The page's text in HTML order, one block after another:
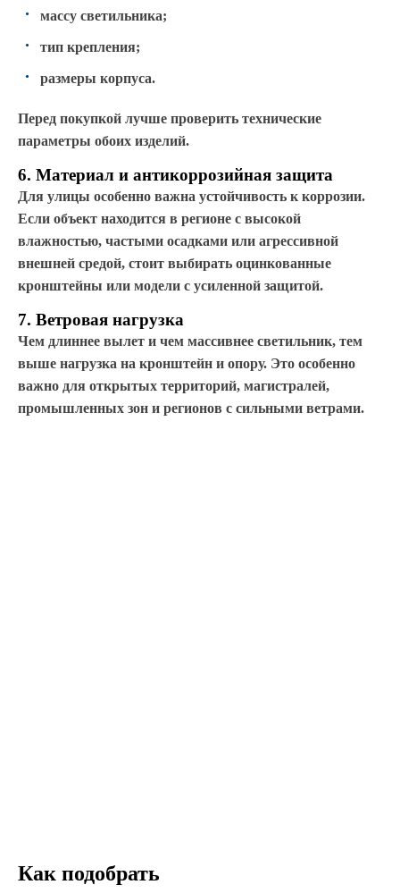
массу светильника;
тип крепления;
размеры корпуса.
Перед покупкой лучше проверить технические
параметры обоих изделий.
6. Материал и антикоррозийная защита
Для улицы особенно важна устойчивость к коррозии.
Если объект находится в регионе с высокой
влажностью, частыми осадками или агрессивной
внешней средой, стоит выбирать оцинкованные
кронштейны или модели с усиленной защитой.
7. Ветровая нагрузка
Чем длиннее вылет и чем массивнее светильник, тем
выше нагрузка на кронштейн и опору. Это особенно
важно для открытых территорий, магистралей,
промышленных зон и регионов с сильными ветрами.
Как подобрать